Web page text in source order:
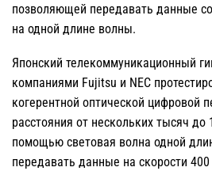
позволяющей передавать данные
на одной длине волны.
Японский телекоммуникационный
компаниями Fujitsu и NEC
когерентной оптической цифровой
расстояния от нескольких тысяч
помощью световая волна одной
передавать данные на скорости